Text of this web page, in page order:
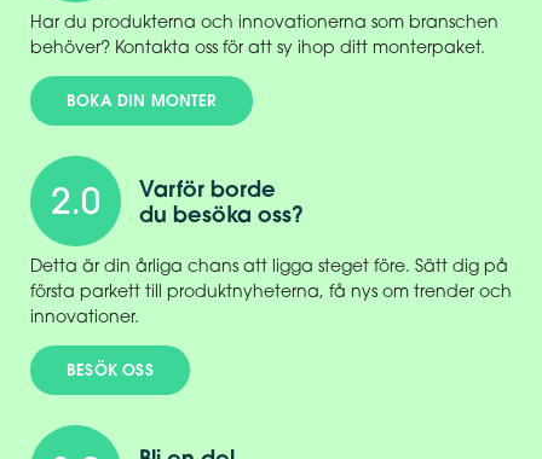
Har du produkterna och innovationerna som branschen
behöver? Kontakta oss för att sy ihop ditt monterpaket.
BOKA DIN MONTER
Varför borde
du besöka oss?
Detta är din årliga chans att ligga steget före. Sätt dig på
första parkett till produktnyheterna, få nys om trender och
innovationer.
BESÖK OSS